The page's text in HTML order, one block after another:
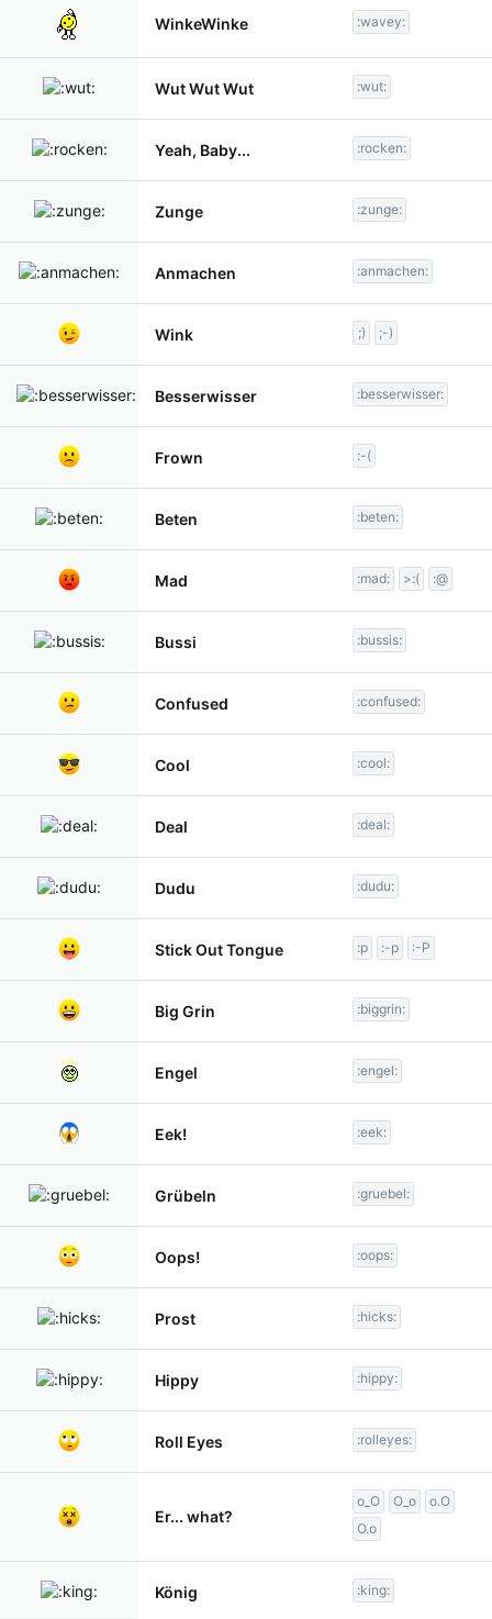
WinkeWinke :wavey:
Wut Wut Wut :wut:
Yeah, Baby... :rocken:
Zunge :zunge:
Anmachen :anmachen:
Wink ;) ;-)
Besserwisser :besserwisser:
Frown :-(
Beten :beten:
Mad :mad: >:( :@
Bussi :bussis:
Confused :confused:
Cool :cool:
Deal :deal:
Dudu :dudu:
Stick Out Tongue :p :-p :-P
Big Grin :biggrin:
Engel :engel:
Eek! :eek:
Grübeln :gruebel:
Oops! :oops:
Prost :hicks:
Hippy :hippy:
Roll Eyes :rolleyes:
Er... what?
o_O O_o
o.O
O.o
König :king: